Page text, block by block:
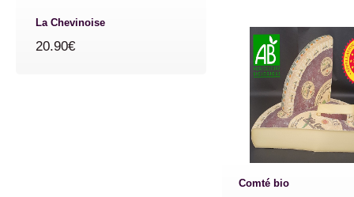
Comté bio
La Chevinoise
20.90€